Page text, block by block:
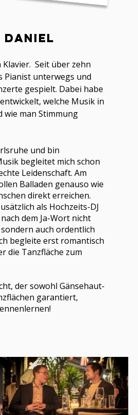
Seit über zehn
Pianist unterwegs und
gespielt. Dabei habe
welche Musik in
wie man Stimmung
und bin
begleitet mich schon
Leidenschaft. Am
Balladen genauso wie
direkt erreichen.
als Hochzeits-DJ
dem Ja-Wort nicht
auch ordentlich
begleite erst romantisch
die Tanzfläche zum
der sowohl Gänsehaut-
garantiert,